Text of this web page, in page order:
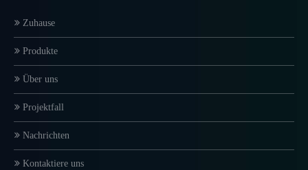
Zuhause
Produkte
Über uns
Projektfall
Nachrichten
Kontaktiere uns